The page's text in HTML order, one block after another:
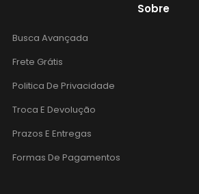
Sobre
Busca Avançada
Frete Grátis
Politica De Privacidade
Troca E Devolução
Prazos E Entregas
Formas De Pagamentos